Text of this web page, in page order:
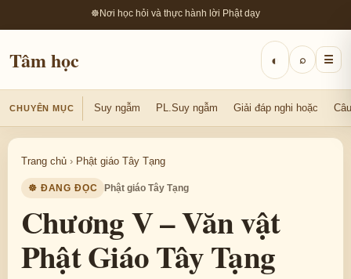
☸ Nơi học hỏi và thực hành lời Phật dạy
Tâm học ◐ ⌕ ☰
CHUYÊN MỤC Suy ngẫm PL.Suy ngẫm Giải đáp nghi hoặc
Trang chủ › Phật giáo Tây Tạng
☸ ĐANG ĐỌC Phật giáo Tây Tạng
Chương V – Văn vật
Phật Giáo Tây Tạng